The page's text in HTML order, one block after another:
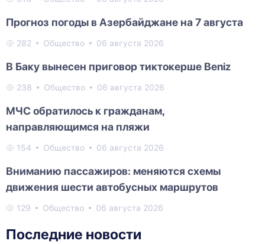
Прогноз погоды в Азербайджане на 7 августа
282 Общество 06 августа 2026
В Баку вынесен приговор тиктокерше Beniz
238 Общество 06 августа 2026
МЧС обратилось к гражданам,
направляющимся на пляжи
154 Общество 06 августа 2026
Вниманию пассажиров: меняются схемы
движения шести автобусных маршрутов
129 Общество 06 августа 2026
Последние новости